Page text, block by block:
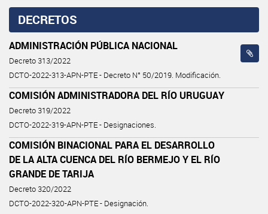
DECRETOS
ADMINISTRACIÓN PÚBLICA NACIONAL
Decreto 313/2022
DCTO-2022-313-APN-PTE - Decreto N° 50/2019. Modificación.
COMISIÓN ADMINISTRADORA DEL RÍO URUGUAY
Decreto 319/2022
DCTO-2022-319-APN-PTE - Designaciones.
COMISIÓN BINACIONAL PARA EL DESARROLLO
DE LA ALTA CUENCA DEL RÍO BERMEJO Y EL RÍO
GRANDE DE TARIJA
Decreto 320/2022
DCTO-2022-320-APN-PTE - Designación.